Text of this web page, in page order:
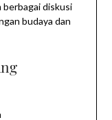
diskusi
budaya dan